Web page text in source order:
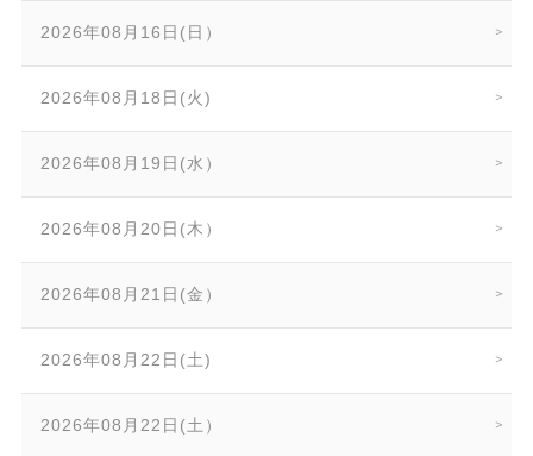
2026年08月16日(日）
2026年08月18日(火)
2026年08月19日(水）
2026年08月20日(木）
2026年08月21日(金）
2026年08月22日(土)
2026年08月22日(土）